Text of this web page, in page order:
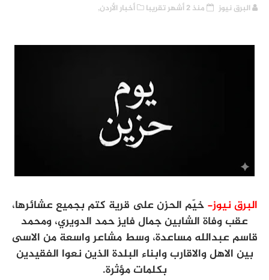
البرق نيوز منذ 2 أشهر تقريبا أخبار الأردن,
البرق نيوز- خيّم الحزن على قرية كتم بجميع عشائرها،
عقب وفاة الشابين جمال فايز حمد الدويري، ومحمد
قاسم عبدالله مساعدة، وسط مشاعر واسعة من الاسى
بين الاهل والاقارب وابناء البلدة الذين نعوا الفقيدين
بكلمات مؤثرة.